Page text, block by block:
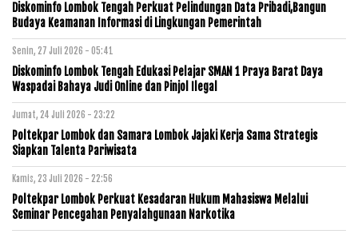
Diskominfo Lombok Tengah Perkuat Pelindungan Data Pribadi,Bangun
Budaya Keamanan Informasi di Lingkungan Pemerintah
Senin, 27 Juli 2026 - 05:41
Diskominfo Lombok Tengah Edukasi Pelajar SMAN 1 Praya Barat Daya
Waspadai Bahaya Judi Online dan Pinjol Ilegal
Jumat, 24 Juli 2026 - 23:22
Poltekpar Lombok dan Samara Lombok Jajaki Kerja Sama Strategis
Siapkan Talenta Pariwisata
Kamis, 23 Juli 2026 - 22:56
Poltekpar Lombok Perkuat Kesadaran Hukum Mahasiswa Melalui
Seminar Pencegahan Penyalahgunaan Narkotika